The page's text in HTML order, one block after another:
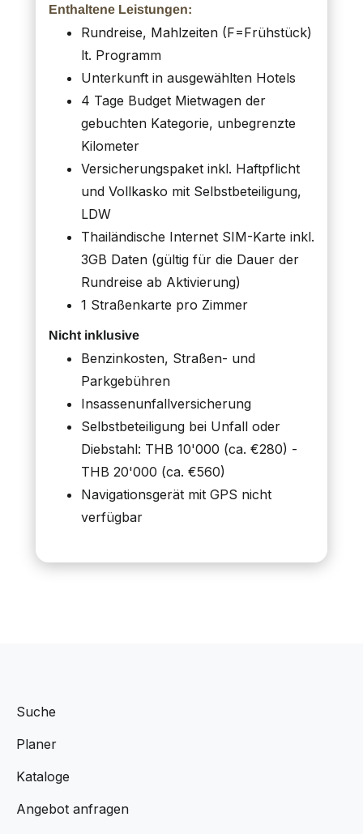
Enthaltene Leistungen:
Rundreise, Mahlzeiten (F=Frühstück)
lt. Programm
Unterkunft in ausgewählten Hotels
4 Tage Budget Mietwagen der
gebuchten Kategorie, unbegrenzte
Kilometer
Versicherungspaket inkl. Haftpflicht
und Vollkasko mit Selbstbeteiligung,
LDW
Thailändische Internet SIM-Karte inkl.
3GB Daten (gültig für die Dauer der
Rundreise ab Aktivierung)
1 Straßenkarte pro Zimmer
Nicht inklusive
Benzinkosten, Straßen- und
Parkgebühren
Insassenunfallversicherung
Selbstbeteiligung bei Unfall oder
Diebstahl: THB 10'000 (ca. €280) -
THB 20'000 (ca. €560)
Navigationsgerät mit GPS nicht
verfügbar
Suche
Planer
Kataloge
Angebot anfragen